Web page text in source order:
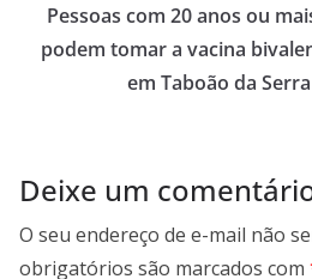
Pessoas com 20 anos ou
podem tomar a vacina
em Taboão da
Deixe um
O seu endereço de e-mail não
obrigatórios são marcados com